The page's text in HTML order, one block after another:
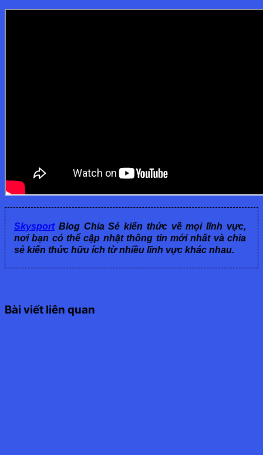
SkysportBlog Chia Sẻ kiến thức về mọi lĩnh vực,
nơi bạn có thể cập nhật thông tin mới nhất và chia
sẻ kiến thức hữu ích từ nhiều lĩnh vực khác nhau.
Bài viết liên quan